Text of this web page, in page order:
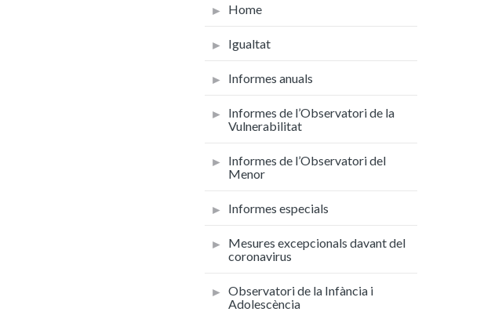
Home
Igualtat
Informes anuals
Informes de l’Observatori de la
Vulnerabilitat
Informes de l’Observatori del
Menor
Informes especials
Mesures excepcionals davant del
coronavirus
Observatori de la Infància i
Adolescència